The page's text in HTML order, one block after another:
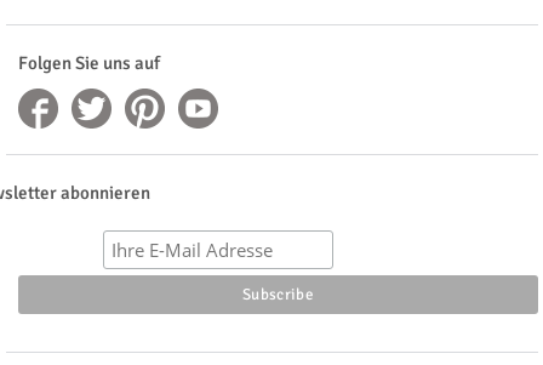
Folgen Sie uns auf
abonnieren